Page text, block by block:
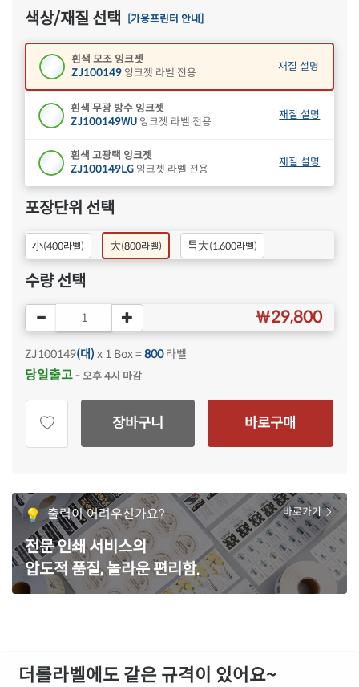
색상/재질 선택 [가용프린터 안내]
흰색 모조 잉크젯
ZJ100149 잉크젯 라벨 전용
재질 설명
흰색 무광 방수 잉크젯
ZJ100149WU 잉크젯 라벨 전용
재질 설명
흰색 고광택 잉크젯
ZJ100149LG 잉크젯 라벨 전용
재질 설명
포장단위 선택
小(400라벨) 大(800라벨) 특大(1,600라벨)
수량 선택
￦29,800
ZJ100149(대) x 1 Box =800라벨
당일출고- 오후 4시 마감
장바구니 바로구매
출력이 어려우신가요?
전문 인쇄 서비스의
압도적 품질, 놀라운 편리함.
바로가기
더롤라벨에도 같은 규격이 있어요~